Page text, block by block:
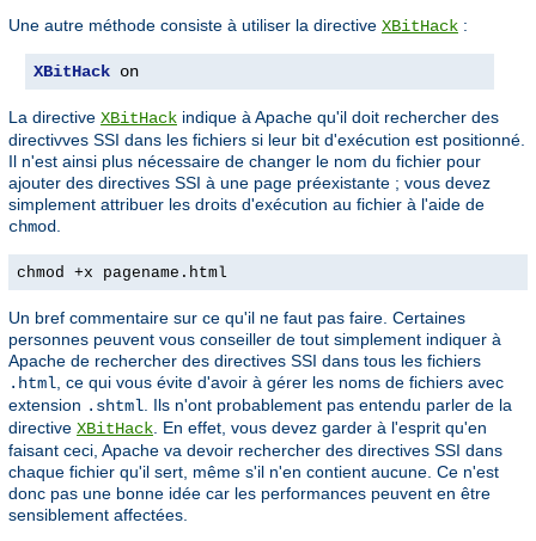
Une autre méthode consiste à utiliser la directive XBitHack :
XBitHack on
La directive XBitHack indique à Apache qu'il doit rechercher des
directivves SSI dans les fichiers si leur bit d'exécution est positionné.
Il n'est ainsi plus nécessaire de changer le nom du fichier pour
ajouter des directives SSI à une page préexistante ; vous devez
simplement attribuer les droits d'exécution au fichier à l'aide de
chmod
chmod +x pagename.html
Un bref commentaire sur ce qu'il ne faut pas faire. Certaines
personnes peuvent vous conseiller de tout simplement indiquer à
Apache de rechercher des directives SSI dans tous les fichiers
.html , ce qui vous évite d'avoir à gérer les noms de fichiers avec
extension .shtml . Ils n'ont probablement pas entendu parler de la
directive XBitHack . En effet, vous devez garder à l'esprit qu'en
faisant ceci, Apache va devoir rechercher des directives SSI dans
chaque fichier qu'il sert, même s'il n'en contient aucune. Ce n'est
donc pas une bonne idée car les performances peuvent en être
sensiblement affectées.